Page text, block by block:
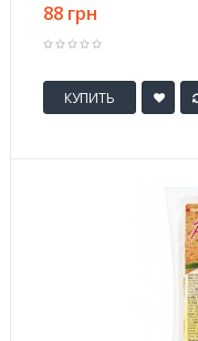
88 грн
КУПИТЬ